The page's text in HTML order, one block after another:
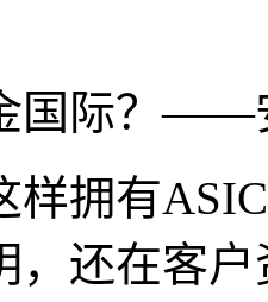
国际？——
样拥有
，还在客